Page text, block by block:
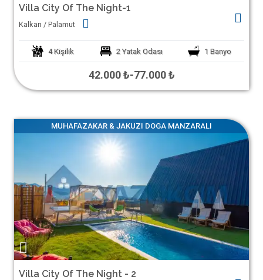
Villa City Of The Night-1
Kalkan / Palamut
4 Kişilik 2 Yatak Odası 1 Banyo
42.000 ₺-77.000 ₺
MUHAFAZAKAR & JAKUZI DOGA MANZARALI
Villa City Of The Night - 2